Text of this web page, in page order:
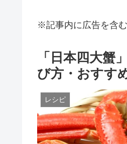
※記事内に広告を含
「日本四大蟹
び方・おすす
レシピ